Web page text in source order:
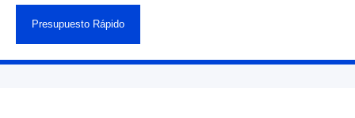
Presupuesto Rápido